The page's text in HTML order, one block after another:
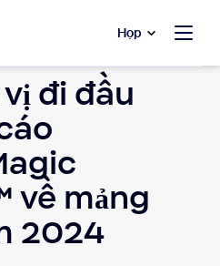
Họp
đi đầu
về mảng
2024